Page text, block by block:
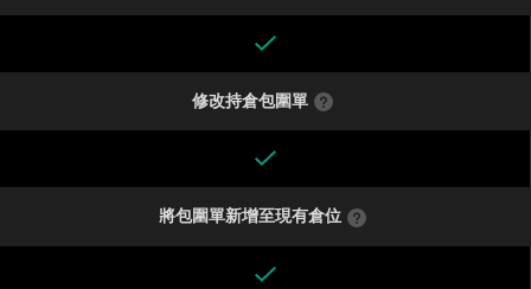
修改持倉包圍單
將包圍單新增至現有倉位